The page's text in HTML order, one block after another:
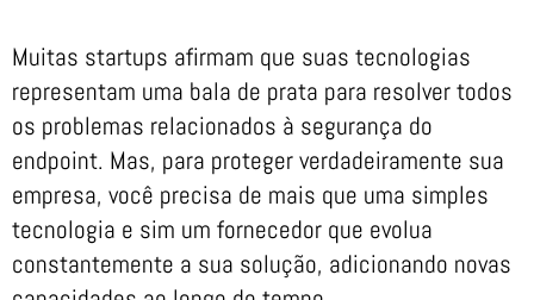
Muitas startups afirmam que suas tecnologias
representam uma bala de prata para resolver todos
os problemas relacionados à segurança do
endpoint. Mas, para proteger verdadeiramente sua
empresa, você precisa de mais que uma simples
tecnologia e sim um fornecedor que evolua
constantemente a sua solução, adicionando novas